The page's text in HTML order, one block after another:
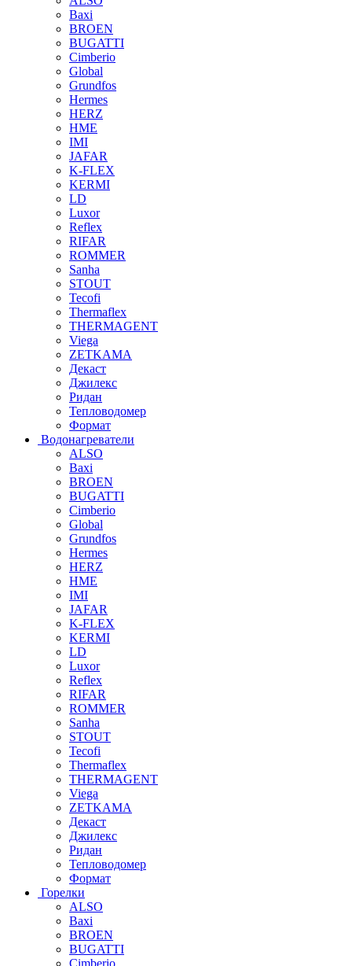
Baxi
BROEN
BUGATTI
Cimberio
Global
Grundfos
Hermes
HERZ
HME
IMI
JAFAR
K-FLEX
KERMI
LD
Luxor
Reflex
RIFAR
ROMMER
Sanha
STOUT
Tecofi
Thermaflex
THERMAGENT
Viega
ZETKAMA
Декаст
Джилекс
Ридан
Тепловодомер
Формат
Водонагреватели
ALSO
Baxi
BROEN
BUGATTI
Cimberio
Global
Grundfos
Hermes
HERZ
HME
IMI
JAFAR
K-FLEX
KERMI
LD
Luxor
Reflex
RIFAR
ROMMER
Sanha
STOUT
Tecofi
Thermaflex
THERMAGENT
Viega
ZETKAMA
Декаст
Джилекс
Ридан
Тепловодомер
Формат
Горелки
ALSO
Baxi
BROEN
BUGATTI
Cimberio